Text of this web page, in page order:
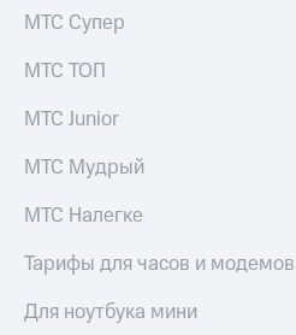
МТС Супер
МТС ТОП
МТС Junior
МТС Мудрый
МТС Налегке
Тарифы для часов и модемов
Для ноутбука мини